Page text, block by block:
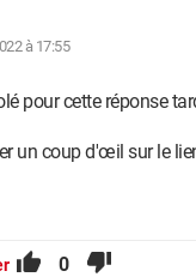
à 17:55
pour cette réponse
un coup d'œil sur le
0